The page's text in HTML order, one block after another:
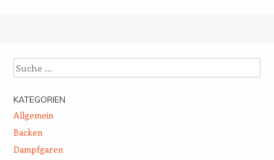
Suche
KATEGORIEN
Allgemein
Backen
Dampfgaren